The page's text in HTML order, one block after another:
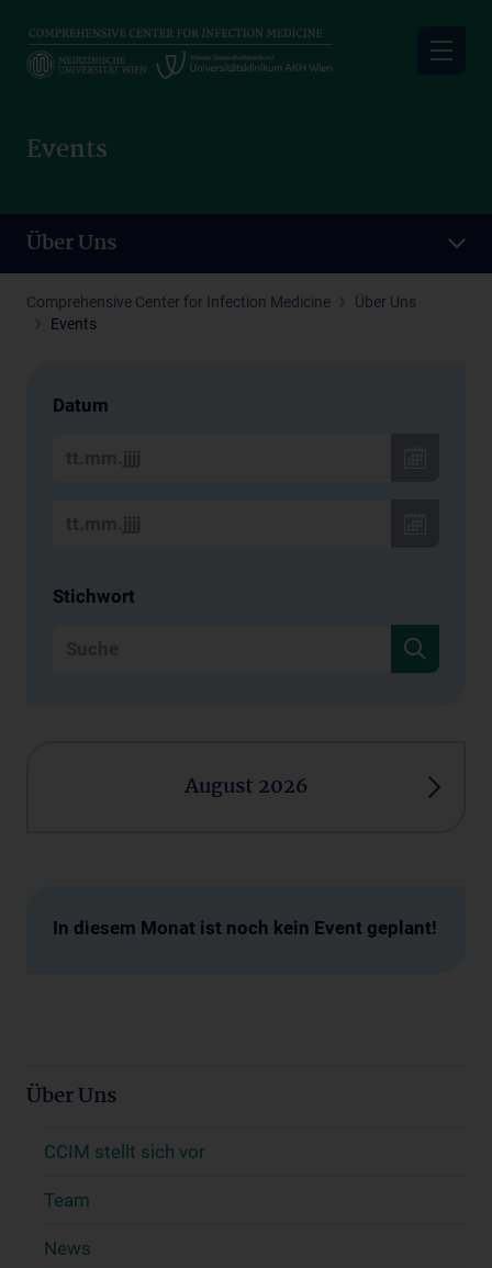
main
Events
Über Uns
Comprehensive Center for Infection Medicine
Über Uns
Events
Datum
Stichwort
August 2026
In diesem Monat ist noch kein Event geplant!
Über Uns
CCIM stellt sich vor
Team
News